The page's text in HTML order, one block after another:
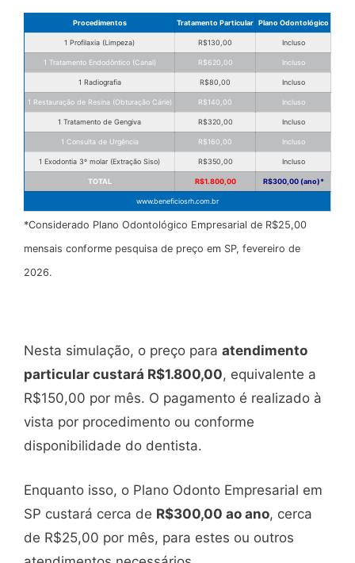
Procedimentos Tratamento Particular Plano Odontológico
1 Profilaxia (Limpeza) R$130,00 Incluso
1 Tratamento Endodôntico (Canal) R$620,00 Incluso
1 Radiografia R$80,00 Incluso
1 Restauração de Resina (Obturação Cárie) R$140,00 Incluso
1 Tratamento de Gengiva R$320,00 Incluso
1 Consulta de Urgência R$160,00 Incluso
1 Exodontia 3º molar (Extração Siso) R$350,00 Incluso
TOTAL R$1.800,00 R$300,00 (ano)*
www.beneficiosrh.com.br
*Considerado Plano Odontológico Empresarial de R$25,00
mensais conforme pesquisa de preço em SP, fevereiro de
2026.
Nesta simulação, o preço para atendimento
particular custará R$1.800,00, equivalente a
R$150,00 por mês. O pagamento é realizado à
vista por procedimento ou conforme
disponibilidade do dentista.
Enquanto isso, o Plano Odonto Empresarial em
SP custará cerca de R$300,00 ao ano, cerca
de R$25,00 por mês, para estes ou outros